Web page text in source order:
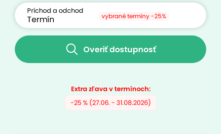
Príchod a odchod
vybrané termíny -25%
Overiť dostupnosť
Extra zľava v termínoch:
-25 % (27.06. - 31.08.2026)